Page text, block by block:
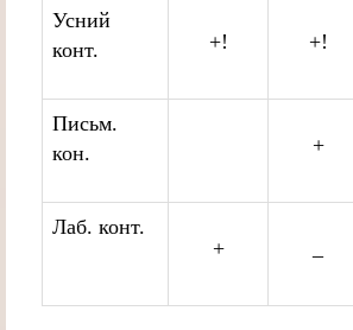
Усний
конт.
+! +!
Письм.
кон.
+
Лаб. конт.
+